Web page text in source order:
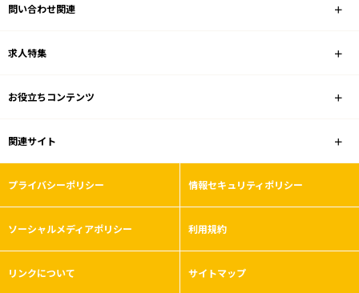
業種
契約社員
こだわり条件
フリーワード
問い合わせ関連
求人特集
お役立ちコンテンツ
関連サイト
プライバシーポリシー 情報セキュリティポリシー
ソーシャルメディアポリシー 利用規約
リンクについて サイトマップ